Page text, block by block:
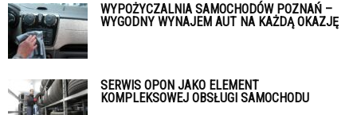
WYPOŻYCZALNIA SAMOCHODÓW POZNAŃ –
WYGODNY WYNAJEM AUT NA KAŻDĄ OKAZJĘ
SERWIS OPON JAKO ELEMENT
KOMPLEKSOWEJ OBSŁUGI SAMOCHODU